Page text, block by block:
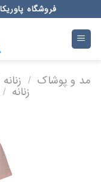
to
content
فروشگاه
مد و پوشاک / زنانه
زنانه /